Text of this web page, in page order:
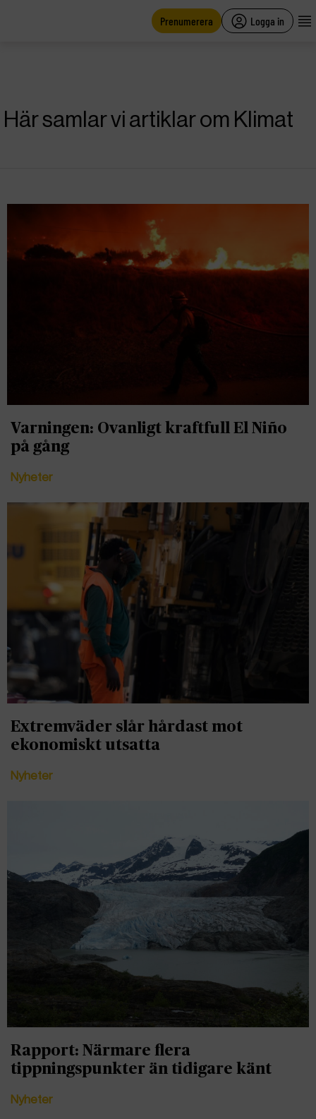
Prenumerera Logga in
Här samlar vi artiklar om Klimat
Varningen: Ovanligt kraftfull El Niño
på gång
Nyheter
Extremväder slår hårdast mot
ekonomiskt utsatta
Nyheter
Rapport: Närmare flera
tippningspunkter än tidigare känt
Nyheter